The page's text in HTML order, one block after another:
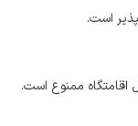
است.
اقامتگاه ممنوع است.